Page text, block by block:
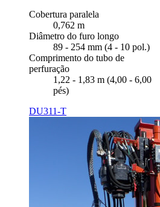
Cobertura paralela
0,762 m
Diâmetro do furo longo
89 - 254 mm (4 - 10 pol.)
Comprimento do tubo de
perfuração
1,22 - 1,83 m (4,00 - 6,00
pés)
DU311-T